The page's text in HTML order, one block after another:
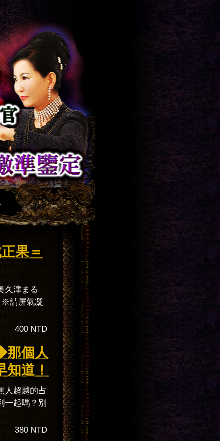
果＝
久津まる
※請屏氣凝
400 NTD
那個人
道！
人超越的占
一起嗎？別
380 NTD